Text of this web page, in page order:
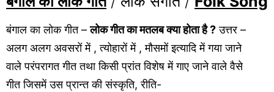
बंगाल का लोक गीत –लोक गीत का मतलब क्या होता है ?उत्तर –
अलग अलग अवसरों में , त्योहारों में , मौसमों इत्यादि में गया जाने
वाले परंपरागत गीत तथा किसी प्रांत विशेष में गाए जाने वाले वैसे
गीत जिसमें उस प्रान्त की संस्कृति, रीति-